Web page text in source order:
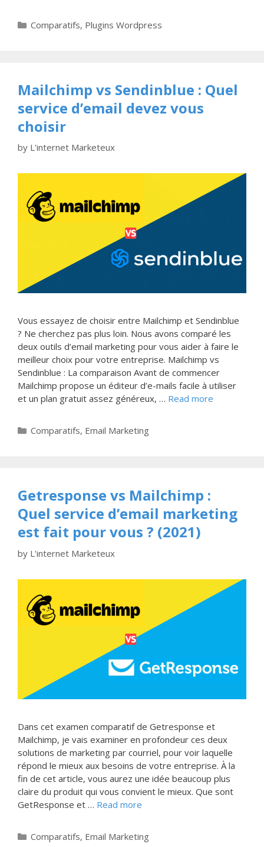
Categories
Comparatifs, Plugins Wordpress
Mailchimp vs Sendinblue : Quel
service d’email devez vous
choisir
by L'internet Marketeux
Vous essayez de choisir entre Mailchimp et Sendinblue
? Ne cherchez pas plus loin. Nous avons comparé les
deux outils d’email marketing pour vous aider à faire le
meilleur choix pour votre entreprise. Mailchimp vs
Sendinblue : La comparaison Avant de commencer
Mailchimp propose un éditeur d’e-mails facile à utiliser
et un plan gratuit assez généreux, … Read more
Categories
Comparatifs, Email Marketing
Getresponse vs Mailchimp :
Quel service d’email marketing
est fait pour vous ? (2021)
by L'internet Marketeux
Dans cet examen comparatif de Getresponse et
Mailchimp, je vais examiner en profondeur ces deux
solutions de marketing par courriel, pour voir laquelle
répond le mieux aux besoins de votre entreprise. À la
fin de cet article, vous aurez une idée beaucoup plus
claire du produit qui vous convient le mieux. Que sont
GetResponse et … Read more
Categories
Comparatifs, Email Marketing